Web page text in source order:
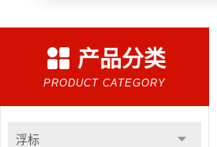
产品分类
PRODUCT CATEGORY
浮标